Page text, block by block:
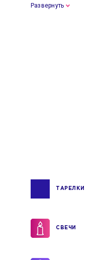
Развернуть
ТАРЕЛКИ
СВЕЧИ